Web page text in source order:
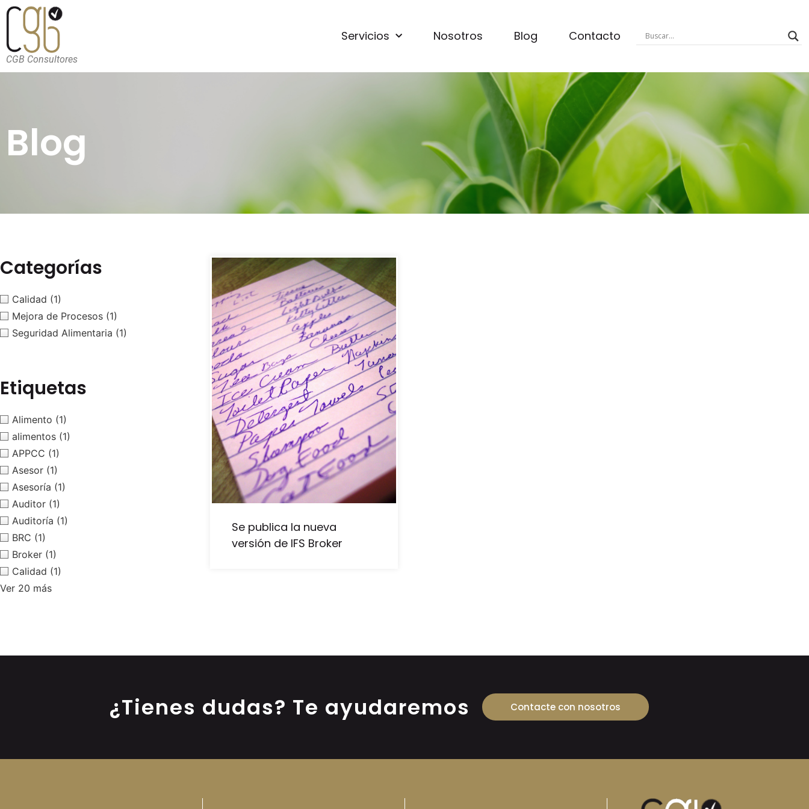
CGB Consultores
Servicios Nosotros Blog Contacto
Blog
Categorías
Calidad (1)
Mejora de Procesos (1)
Seguridad Alimentaria (1)
Etiquetas
Alimento (1)
alimentos (1)
APPCC (1)
Asesor (1)
Asesoría (1)
Auditor (1)
Auditoría (1)
BRC (1)
Broker (1)
Calidad (1)
Ver 20 más
Se publica la nueva
versión de IFS Broker
¿Tienes dudas? Te ayudaremos Contacte con nosotros